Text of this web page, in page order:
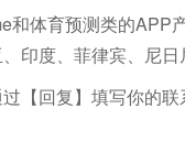
和体育预测类的
印度、菲律宾、尼
【回复】填写你的